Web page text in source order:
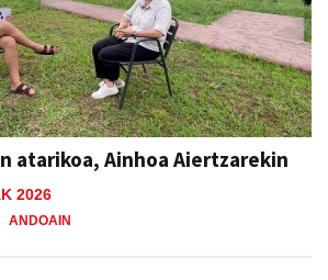
atarikoa, Ainhoa Aiertzarekin
2026
ANDOAIN